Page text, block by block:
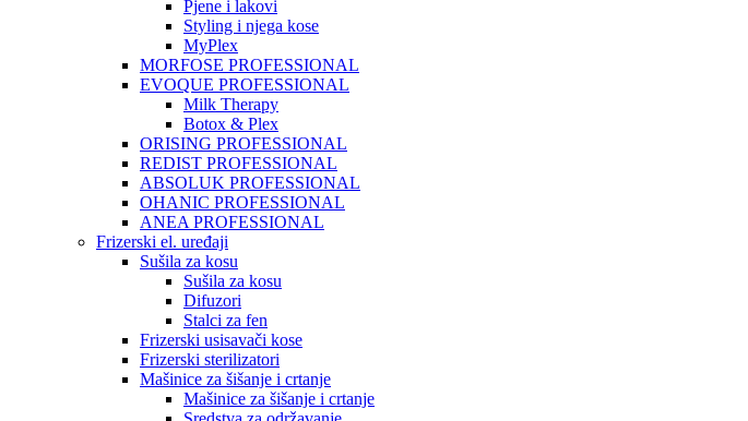
Pjene i lakovi
Styling i njega kose
MyPlex
MORFOSE PROFESSIONAL
EVOQUE PROFESSIONAL
Milk Therapy
Botox & Plex
ORISING PROFESSIONAL
REDIST PROFESSIONAL
ABSOLUK PROFESSIONAL
OHANIC PROFESSIONAL
ANEA PROFESSIONAL
Frizerski el. uređaji
Sušila za kosu
Sušila za kosu
Difuzori
Stalci za fen
Frizerski usisavači kose
Frizerski sterilizatori
Mašinice za šišanje i crtanje
Mašinice za šišanje i crtanje